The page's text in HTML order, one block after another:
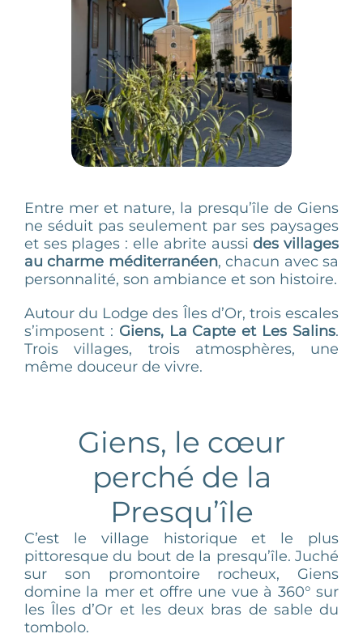
ÉVÈNEMENTS
GROUPES
INFORMATIONS & ACCÈS
CONTACT
Entre mer et nature, la presqu’île de Giens
ne séduit pas seulement par ses paysages
et ses plages : elle abrite aussides villages
au charme méditerranéen, chacun avec sa
personnalité, son ambiance et son histoire.
Autour du Lodge des Îles d’Or, trois escales
s’imposent : Giens, La Capte et Les Salins.
Trois villages, trois atmosphères, une
même douceur de vivre.
Giens, le cœur
perché de la
Presqu’île
C’est le village historique et le plus
pittoresque du bout de la presqu’île. Juché
sur son promontoire rocheux, Giens
domine la mer et offre une vue à 360° sur
les Îles d’Or et les deux bras de sable du
tombolo.